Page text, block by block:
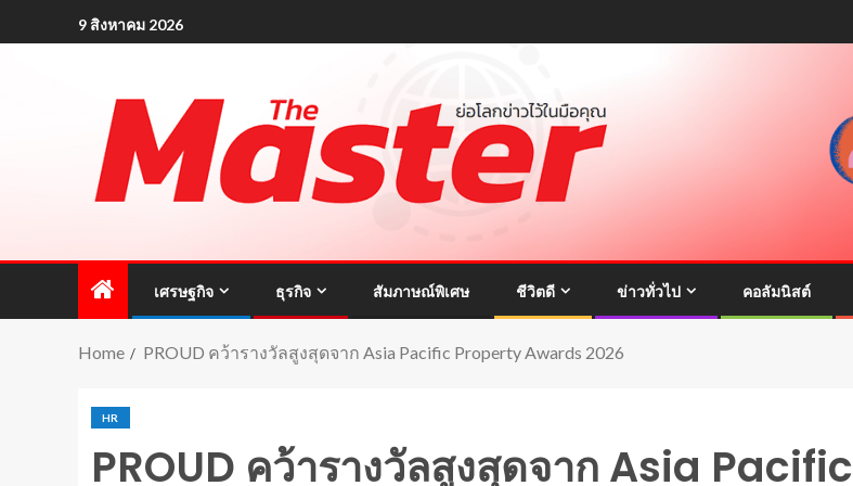
9 สิงหาคม 2026
เศรษฐกิจ ธุรกิจ สัมภาษณ์พิเศษ ชีวิตดี ข่าวทั่วไป คอลัมนิสต์
Home PROUD คว้ารางวัลสูงสุดจาก Asia Pacific Property Awards 2026
HR
PROUD คว้ารางวัลสูงสุดจาก Asia Pacific